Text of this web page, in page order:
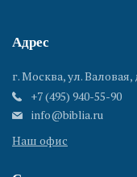
Адрес
г. Москва, ул. Валовая,
+7 (495) 940-55-90
info@biblia.ru
Наш офис